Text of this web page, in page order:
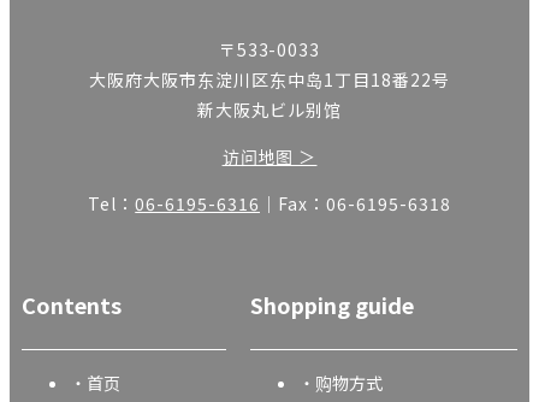
〒533-0033
大阪府大阪市东淀川区东中岛1丁目18番22号
新大阪丸ビル别馆
访问地图 ＞
Tel：06-6195-6316 ｜Fax：06-6195-6318
Contents
首页
Shopping guide
购物方式